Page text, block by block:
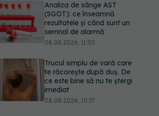
Analiza de sânge AST
(SGOT): ce înseamnă
rezultatele și când sunt un
semnal de alarmă
08.08.2026, 11:00
Trucul simplu de vară care
te răcorește după duș. De
ce este bine să nu te ștergi
imediat
08.08.2026, 10:37